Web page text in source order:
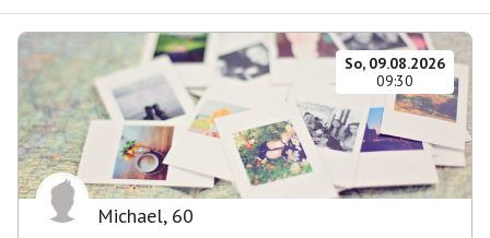
So, 09.08.2026
09:30
Michael, 60